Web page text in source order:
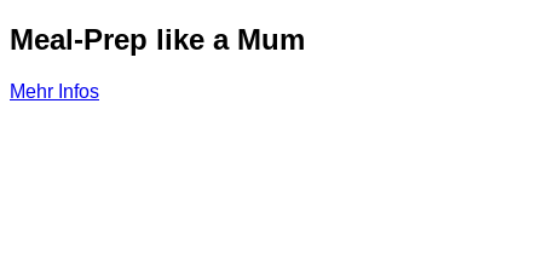
Meal-Prep like a Mum
Mehr Infos